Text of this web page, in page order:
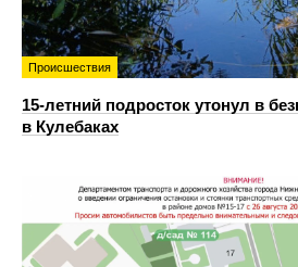
Происшествия
15-летний подросток утонул в
в Кулебаках